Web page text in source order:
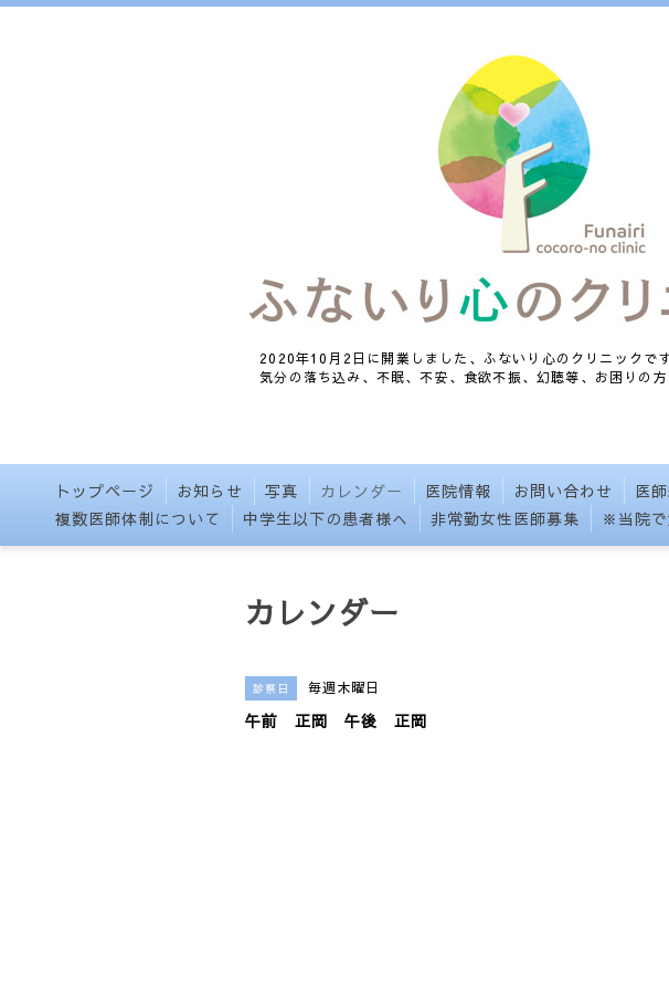
2020年10月2日に開業しました、ふないり心のクリニックで
気分の落ち込み、不眠、不安、食欲不振、幻聴等、お困りの方
トップページ お知らせ 写真 カレンダー 医院情報 お問い合わせ 医
複数医師体制について
中学生以下の患者様へ 非常勤女性医師募集 ※当院で
カレンダー
診察日 毎週木曜日
午前 正岡 午後 正岡